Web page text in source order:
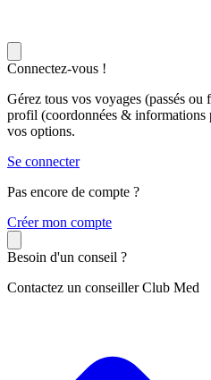
Connectez-vous !
Gérez tous vos voyages (passés
profil (coordonnées & informations
vos options.
Se connecter
Pas encore de compte ?
Créer mon compte
Besoin d'un conseil ?
Contactez un conseiller Club Med